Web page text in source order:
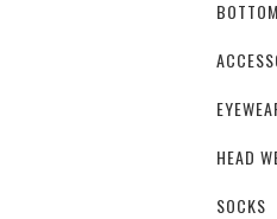
HEAD
SOCKS